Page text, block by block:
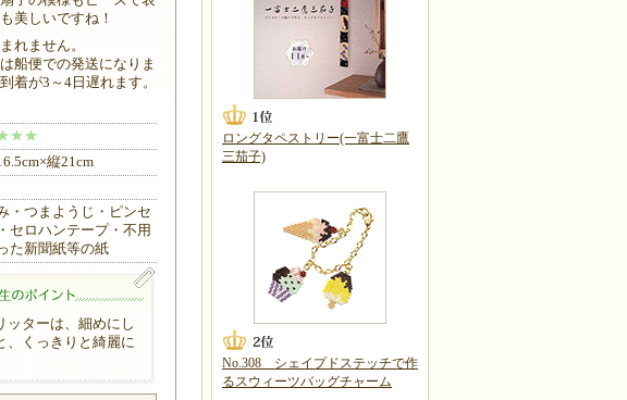
美しいですね！
れません。
船便での発送になりま
着が3～4日遅れます。
★★
縦21cm
・つまようじ・ピンセ
セロハンテープ・不用
た新聞紙等の紙
ッターは、細めにし
、くっきりと綺麗に
ロングタペストリー(一富士二鷹
三茄子)
No.308 シェイプドステッチで作
るスウィーツバッグチャーム